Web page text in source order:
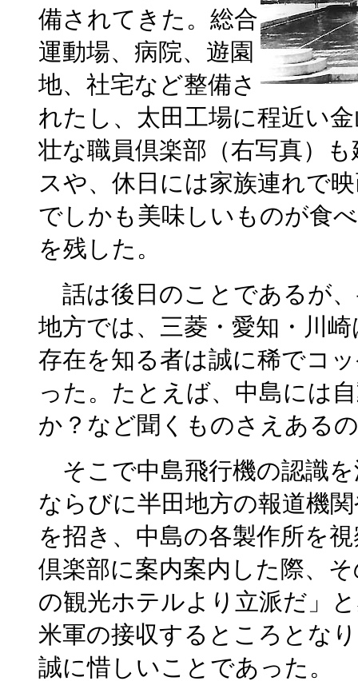
備されてきた。総合
運動場、病院、遊園
地、社宅など整備さ
れたし、太田工場に程近い
壮な職員倶楽部（右写真）
スや、休日には家族連れで
でしかも美味しいものが食
を残した。
話は後日のことであるが
地方では、三菱・愛知・川
存在を知る者は誠に稀でコ
った。たとえば、中島には
か？など聞くものさえある
そこで中島飛行機の認識
ならびに半田地方の報道機
を招き、中島の各製作所を
倶楽部に案内案内した際、
の観光ホテルより立派だ」
米軍の接収するところとな
誠に惜しいことであった。